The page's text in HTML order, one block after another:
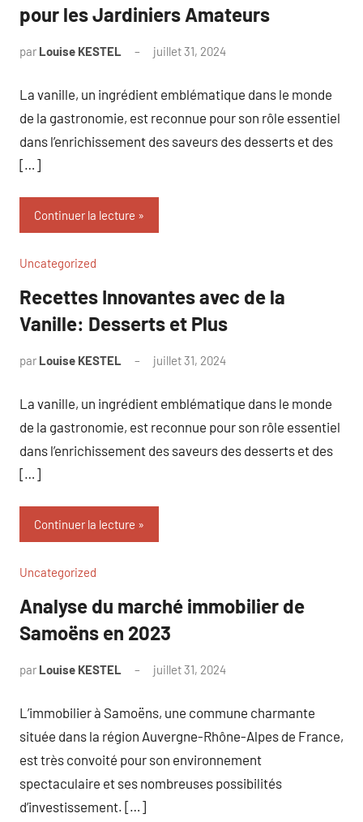
pour les Jardiniers Amateurs
par Louise KESTEL juillet 31, 2024
La vanille, un ingrédient emblématique dans le monde
de la gastronomie, est reconnue pour son rôle essentiel
dans l’enrichissement des saveurs des desserts et des
[…]
Continuer la lecture
Uncategorized
Recettes Innovantes avec de la
Vanille: Desserts et Plus
par Louise KESTEL juillet 31, 2024
La vanille, un ingrédient emblématique dans le monde
de la gastronomie, est reconnue pour son rôle essentiel
dans l’enrichissement des saveurs des desserts et des
[…]
Continuer la lecture
Uncategorized
Analyse du marché immobilier de
Samoëns en 2023
par Louise KESTEL juillet 31, 2024
L’immobilier à Samoëns, une commune charmante
située dans la région Auvergne-Rhône-Alpes de France,
est très convoité pour son environnement
spectaculaire et ses nombreuses possibilités
d’investissement. […]